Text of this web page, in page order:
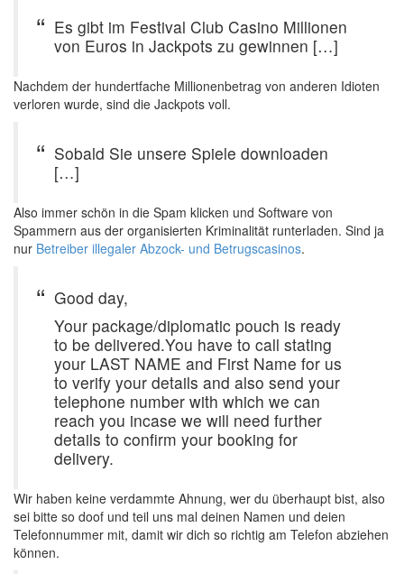
Es gibt im Festival Club Casino Millionen
von Euros in Jackpots zu gewinnen […]
Nachdem der hundertfache Millionenbetrag von anderen Idioten
verloren wurde, sind die Jackpots voll.
Sobald Sie unsere Spiele downloaden
[…]
Also immer schön in die Spam klicken und Software von
Spammern aus der organisierten Kriminalität runterladen. Sind ja
nur Betreiber illegaler Abzock- und Betrugscasinos.
Good day,
Your package/diplomatic pouch is ready
to be delivered.You have to call stating
your LAST NAME and First Name for us
to verify your details and also send your
telephone number with which we can
reach you incase we will need further
details to confirm your booking for
delivery.
Wir haben keine verdammte Ahnung, wer du überhaupt bist, also
sei bitte so doof und teil uns mal deinen Namen und deien
Telefonnummer mit, damit wir dich so richtig am Telefon abziehen
können.